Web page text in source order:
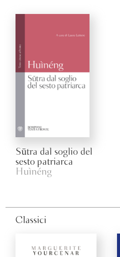
Sūtra dal soglio del
sesto patriarca
Huìnéng
Classici